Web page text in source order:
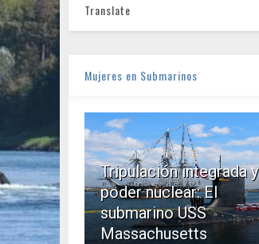
Translate
Mujeres en Submarinos
Tripulación integrada y
poder nuclear: El
submarino USS
Massachusetts